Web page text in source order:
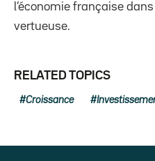
l’économie française
vertueuse.
RELATED TOPICS
Croissance